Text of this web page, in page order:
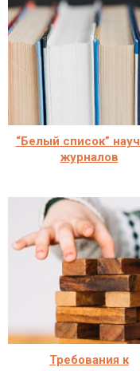
“Белый список”
журналов
Требования к